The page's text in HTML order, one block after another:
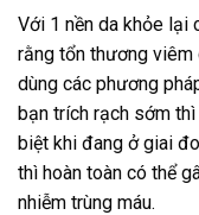
Với 1 nền da khỏe lại
rằng tổn thương viêm
dùng các phương
bạn trích rạch sớm
biệt khi đang ở giai
thì hoàn toàn có thể
nhiễm trùng máu.